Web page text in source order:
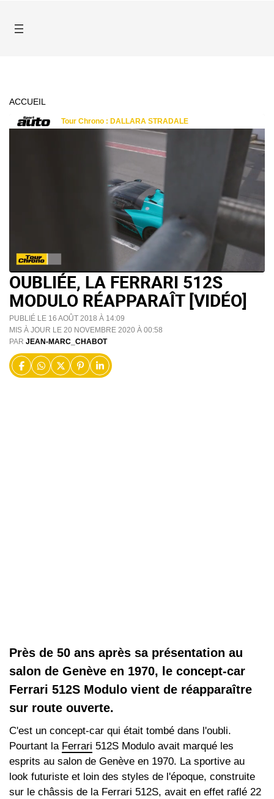
ACCUEIL
OUBLIÉE, LA FERRARI 512S
MODULO RÉAPPARAÎT [VIDÉO]
PUBLIÉ LE 16 AOÛT 2018 À 14:09
MIS À JOUR LE 20 NOVEMBRE 2020 À 00:58
PAR JEAN-MARC_CHABOT
Près de 50 ans après sa présentation au
salon de Genève en 1970, le concept-car
Ferrari 512S Modulo vient de réapparaître
sur route ouverte.
C'est un concept-car qui était tombé dans l'oubli.
Pourtant la Ferrari 512S Modulo avait marqué les
esprits au salon de Genève en 1970. La sportive au
look futuriste et loin des styles de l'époque, construite
sur le châssis de la Ferrari 512S, avait en effet raflé 22